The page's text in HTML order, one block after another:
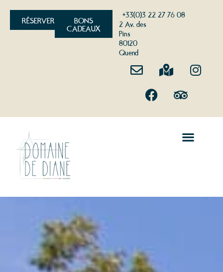
BONS
CADEAUX
+33(0)3 22 27 76 08
2 Av. des
Pins
80120
Quend
RÉSERVER